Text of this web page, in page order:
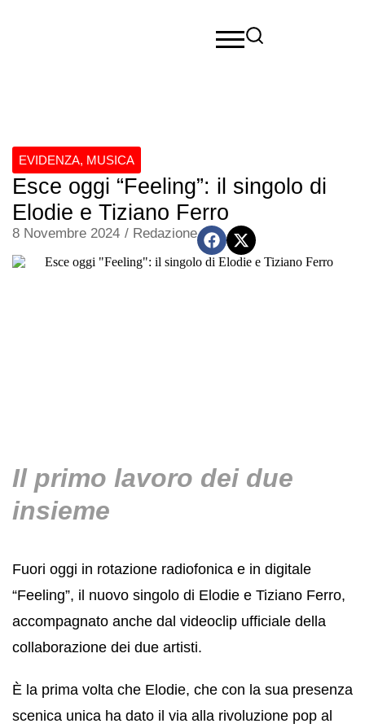
EVIDENZA, MUSICA
Esce oggi “Feeling”: il singolo di
Elodie e Tiziano Ferro
8 Novembre 2024 / Redazione
Il primo lavoro dei due
insieme
Fuori oggi in rotazione radiofonica e in digitale
“Feeling”, il nuovo singolo di Elodie e Tiziano Ferro,
accompagnato anche dal videoclip ufficiale della
collaborazione dei due artisti.
È la prima volta che Elodie, che con la sua presenza
scenica unica ha dato il via alla rivoluzione pop al